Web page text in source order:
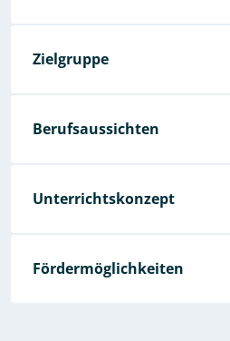
Zielgruppe
Berufsaussichten
Unterrichtskonzept
Fördermöglichkeiten